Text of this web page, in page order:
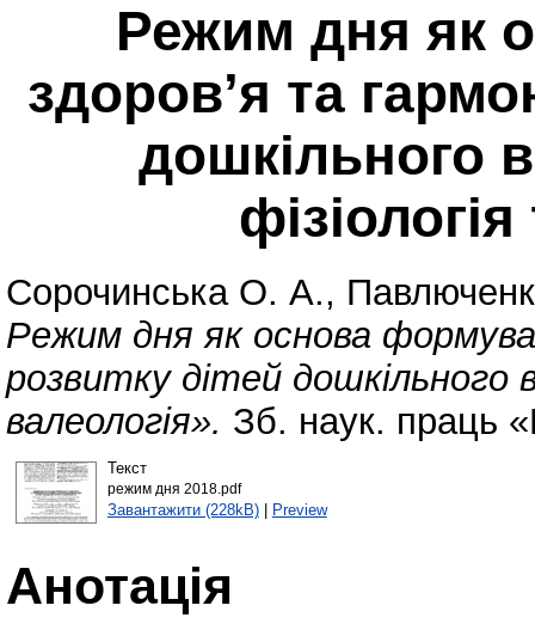
Режим дня як
здоров’я та
дошкільного
Сорочинська О. А.,
Режим дня як основа
розвитку дітей дошкільного
валеологія». Зб. наук. праць
Текст
режим дня 2018.pdf
Завантажити (228kB)| Preview
Анотація